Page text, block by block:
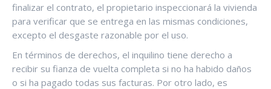
finalizar el contrato, el propietario inspeccionará la vivienda
para verificar que se entrega en las mismas condiciones,
excepto el desgaste razonable por el uso.
En términos de derechos, el inquilino tiene derecho a
recibir su fianza de vuelta completa si no ha habido daños
o si ha pagado todas sus facturas. Por otro lado, es